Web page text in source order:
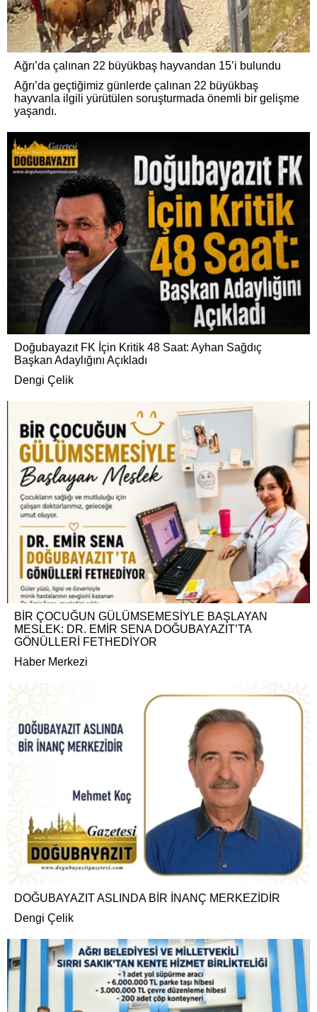
Ağrı’da çalınan 22 büyükbaş hayvandan 15’i bulundu
Ağrı’da geçtiğimiz günlerde çalınan 22 büyükbaş
hayvanla ilgili yürütülen soruşturmada önemli bir gelişme
yaşandı.
Doğubayazıt FK İçin Kritik 48 Saat: Ayhan Sağdıç
Başkan Adaylığını Açıkladı
Dengi Çelik
BİR ÇOCUĞUN GÜLÜMSEMESİYLE BAŞLAYAN
MESLEK: DR. EMİR SENA DOĞUBAYAZIT’TA
GÖNÜLLERİ FETHEDİYOR
Haber Merkezi
DOĞUBAYAZIT ASLINDA BİR İNANÇ MERKEZİDİR
Dengi Çelik